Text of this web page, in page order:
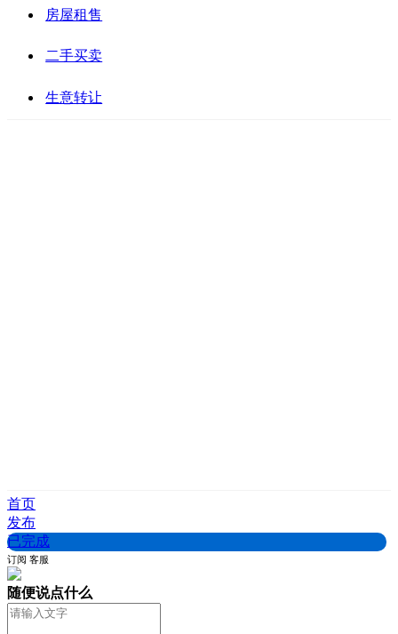
房屋租售
二手买卖
生意转让
首页
发布
已完成
订阅 客服
随便说点什么